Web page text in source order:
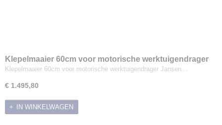
Klepelmaaier 60cm voor motorische werktuigendrager
Jansen MGT-600
Klepelmaaier 60cm voor motorische werktuigendrager Jansen…
€ 1.495,80
IN WINKELWAGEN